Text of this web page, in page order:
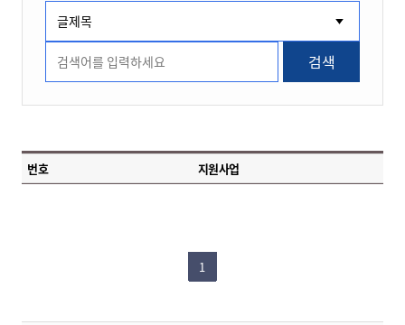
검색
번호 지원사업
1